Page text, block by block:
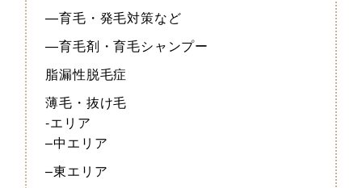
—育毛・発毛対策など
—育毛剤・育毛シャンプー
脂漏性脱毛症
薄毛・抜け毛
-エリア
–中エリア
–東エリア